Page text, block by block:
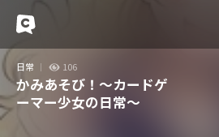
日常 106
かみあそび！～カードゲ
ーマー少女の日常～